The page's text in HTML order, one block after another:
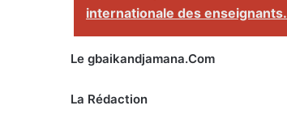
internationale des enseignants.
Le gbaikandjamana.Com
La Rédaction